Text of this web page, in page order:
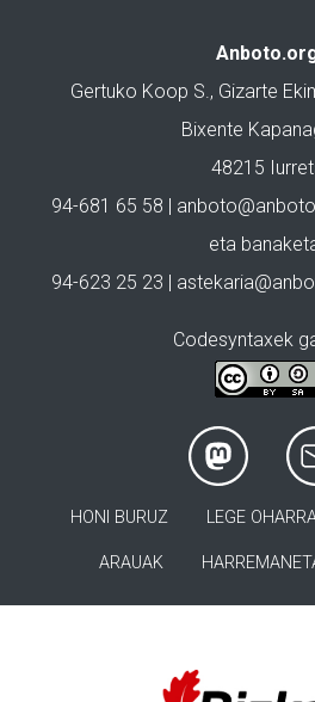
Gertuko Koop S., Gizarte
Bixente
48215
94-681 65 58 |
eta
94-623 25 23 |
Codesyntaxek
HONI BURUZ LEGE
ARAUAK